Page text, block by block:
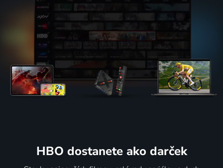
HBO dostanete ako darček